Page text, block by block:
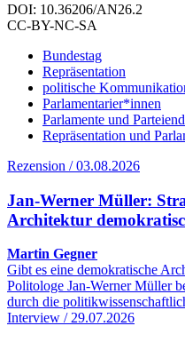
DOI: 10.36206/AN26.2
CC-BY-NC-SA
Bundestag
Repräsentation
politische
Parlamentarier*innen
Parlamente und
Repräsentation und
Rezension / 03.08.2026
Jan-Werner Müller:
Architektur
Martin Gegner
Gibt es eine demokratische
Politologe Jan-Werner Müller
durch die
Interview / 29.07.2026